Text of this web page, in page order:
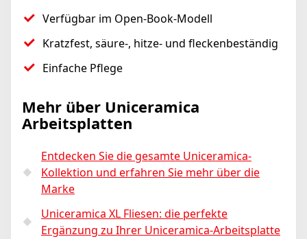
Verfügbar im Open-Book-Modell
Kratzfest, säure-, hitze- und fleckenbeständig
Einfache Pflege
Mehr über Uniceramica
Arbeitsplatten
Entdecken Sie die gesamte Uniceramica-
Kollektion und erfahren Sie mehr über die
Marke
Uniceramica XL Fliesen: die perfekte
Ergänzung zu Ihrer Uniceramica-Arbeitsplatte